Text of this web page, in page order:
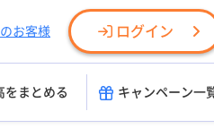
お客様 ログイン
をまとめる キャンペーン一